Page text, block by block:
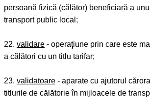
persoană fizică (călător) beneficiară a
transport public local;
22. validare - operaţiune prin care este
a călători cu un titlu tarifar;
23. validatoare - aparate cu ajutorul
titlurile de călătorie în mijloacele de